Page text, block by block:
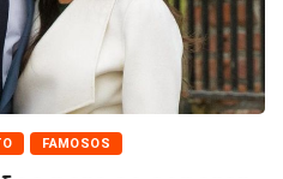
FAMOSOS